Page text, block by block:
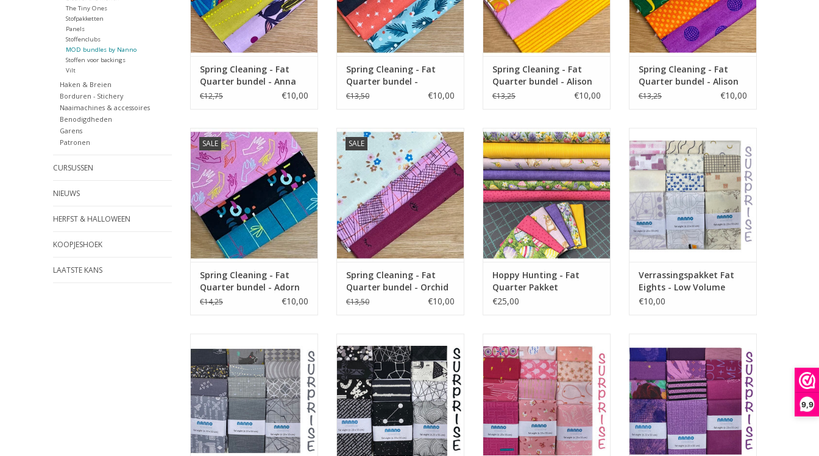
9,9
The Tiny Ones
Stofpakketten
Panels
Stoffenclubs
MOD bundles by Nanno
Stoffen voor backings
Vilt
Haken & Breien
Borduren - Stichery
Naaimachines & accessoires
Benodigdheden
Garens
Patronen
CURSUSSEN
NIEUWS
HERFST & HALLOWEEN
KOOPJESHOEK
LAATSTE KANS
Spring Cleaning - Fat
Quarter bundel - Anna
Maria
€12,75 €10,00
Spring Cleaning - Fat
Quarter bundel -
Peppermint
€13,50 €10,00
Spring Cleaning - Fat
Quarter bundel - Alison
Purple
€13,25 €10,00
Spring Cleaning - Fat
Quarter bundel - Alison
Green
€13,25 €10,00
SALE
bundel met fat quarters
TOEVOEGEN AAN WINKELWAGEN
Spring Cleaning - Fat
Quarter bundel - Adorn
€14,25 €10,00
SALE
fat quarter bundel
TOEVOEGEN AAN WINKELWAGEN
Spring Cleaning - Fat
Quarter bundel - Orchid
€13,50 €10,00
fat quarter pakket
TOEVOEGEN AAN WINKELWAGEN
Hoppy Hunting - Fat
Quarter Pakket
€25,00
eights, speciaal voor de Pas de
Deux quilt
TOEVOEGEN AAN WINKELWAGEN
Verrassingspakket Fat
Eights - Low Volume
€10,00
TOEVOEGEN AAN WINKELWAGEN
eights
TOEVOEGEN AAN WINKELWAGEN
TOEVOEGEN AAN WINKELWAGEN
TOEVOEGEN AAN WINKELWAGEN